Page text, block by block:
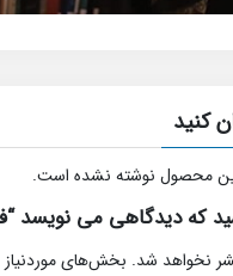
کنید
محصول نوشته نشده است.
که دیدگاهی می نویسد
نخواهد شد. بخش‌های